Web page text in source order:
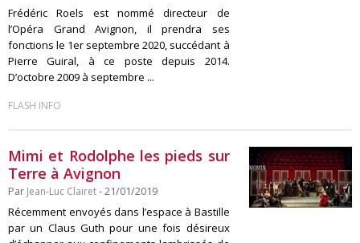
Frédéric Roels est nommé directeur de
l’Opéra Grand Avignon, il prendra ses
fonctions le 1er septembre 2020, succédant à
Pierre Guiral, à ce poste depuis 2014.
D’octobre 2009 à septembre ...
FLASH INFO
Mimi et Rodolphe les pieds sur
Terre à Avignon
Par Jean-Luc Clairet- 21/01/2019
Récemment envoyés dans l’espace à Bastille
par un Claus Guth pour une fois désireux